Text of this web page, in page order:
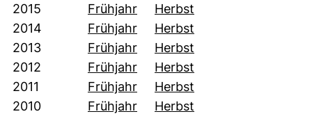
2015
2014
2013
2012
2011
2010
Frühjahr(öffnet neues Fenster).
Herbst
Frühjahr(öffnet neues Fenster).
Herbst
Frühjahr(öffnet neues Fenster).
Herbst
Frühjahr(öffnet neues Fenster).
Herbst
Frühjahr(öffnet neues Fenster).
Herbst
Frühjahr(öffnet neues Fenster).
Herbst